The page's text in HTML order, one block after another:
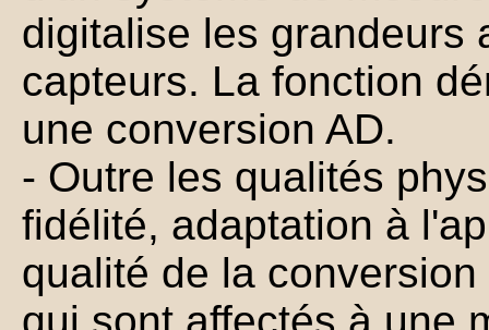
digitalise les grandeurs
capteurs. La fonction
une conversion AD.
- Outre les qualités
fidélité, adaptation à
qualité de la
qui sont affectés à une